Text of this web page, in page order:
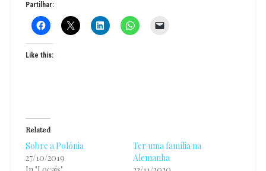
Partilhar:
Like this:
Related
Sobre a Polónia
27/10/2019
Ter uma família na
Alemanha